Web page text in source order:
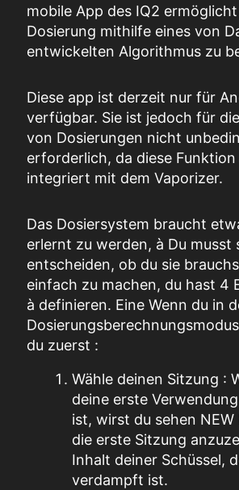
mobile App des IQ2
Dosierung mithilfe eines von
entwickelten Algorithmus zu
Diese app ist derzeit nur für
verfügbar. Sie ist jedoch für
von Dosierungen nicht
erforderlich, da diese Funktion
integriert mit dem Vaporizer.
Das Dosiersystem braucht
erlernt zu werden, à Du musst
entscheiden, ob du sie
einfach zu machen, du hast 4
à definieren. Eine Wenn du in
du zuerst :
Wähle deinen Sitzung :
deine erste
ist, wirst du sehen NEW
die erste Sitzung
Inhalt deiner Schüssel,
verdampft ist.